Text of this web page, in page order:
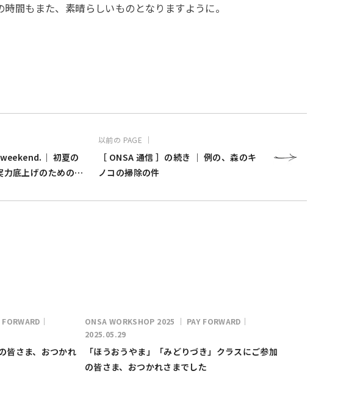
間もまた、素晴らしいものとなりますように。
｜ 初夏の
底上げのための時
以前の PAGE ｜
［ ONSA 通信 ］の続き ｜ 例の、森のキ
ノコの掃除の件
｜
皆さま、おつかれ
ONSA WORKSHOP 2025 ｜ PAY FORWARD｜
2025.05.29
「ほうおうやま」「みどりづき」クラスにご参加
の皆さま、おつかれさまでした